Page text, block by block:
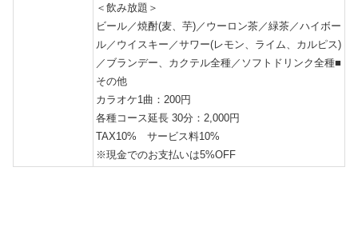
＜飲み放題＞
ビール／焼酎(麦、芋)／ウーロン茶／緑茶／ハイボー
ル／ウイスキー／サワー(レモン、ライム、カルピス)
／ブランデー、カクテル全種／ソフトドリンク全種■
その他
カラオケ1曲：200円
各種コース延長 30分：2,000円
TAX10% サービス料10%
※現金でのお支払いは5%OFF